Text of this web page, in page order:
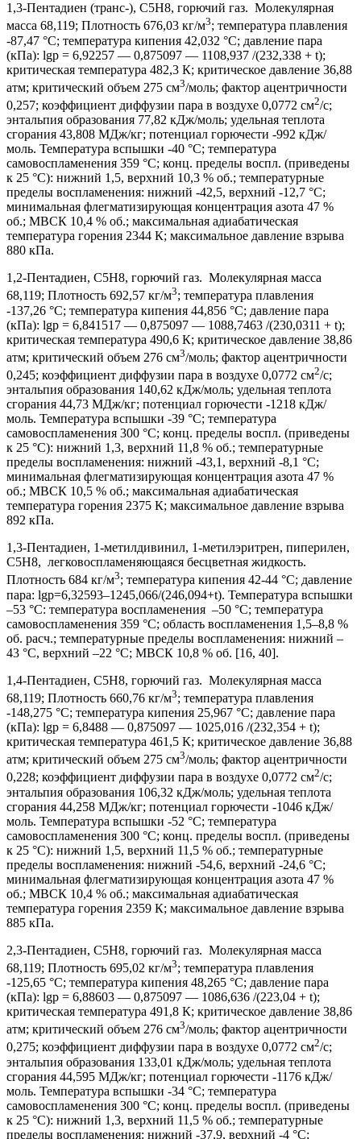
1,3-Пентадиен (транс-), C5H8, горючий газ. Молекулярная
масса 68,119; Плотность 676,03 кг/м3; температура плавления
-87,47 °С; температура кипения 42,032 °С; давление пара
(кПа): lgp = 6,92257 — 0,875097 — 1108,937 /(232,338 + t);
критическая температура 482,3 К; критическое давление 36,88
атм; критический объем 275 см3/моль; фактор ацентричности
0,257; коэффициент диффузии пара в воздухе 0,0772 см2/с;
энтальпия образования 77,82 кДж/моль; удельная теплота
сгорания 43,808 МДж/кг; потенциал горючести -992 кДж/
моль. Температура вспышки -40 °С; температура
самовоспламенения 359 °С; конц. пределы воспл. (приведены
к 25 °С): нижний 1,5, верхний 10,3 % об.; температурные
пределы воспламенения: нижний -42,5, верхний -12,7 °С;
минимальная флегматизирующая концентрация азота 47 %
об.; МВСК 10,4 % об.; максимальная адиабатическая
температура горения 2344 К; максимальное давление взрыва
880 кПа.
1,2-Пентадиен, C5H8, горючий газ. Молекулярная масса
68,119; Плотность 692,57 кг/м3; температура плавления
-137,26 °С; температура кипения 44,856 °С; давление пара
(кПа): lgp = 6,841517 — 0,875097 — 1088,7463 /(230,0311 + t);
критическая температура 490,6 К; критическое давление 38,86
атм; критический объем 276 см3/моль; фактор ацентричности
0,245; коэффициент диффузии пара в воздухе 0,0772 см2/с;
энтальпия образования 140,62 кДж/моль; удельная теплота
сгорания 44,73 МДж/кг; потенциал горючести -1218 кДж/
моль. Температура вспышки -39 °С; температура
самовоспламенения 300 °С; конц. пределы воспл. (приведены
к 25 °С): нижний 1,3, верхний 11,8 % об.; температурные
пределы воспламенения: нижний -43,1, верхний -8,1 °С;
минимальная флегматизирующая концентрация азота 47 %
об.; МВСК 10,5 % об.; максимальная адиабатическая
температура горения 2375 К; максимальное давление взрыва
892 кПа.
1,3-Пентадиен, 1-метилдивинил, 1-метилэритрен, пиперилен,
C5H8, легковоспламеняющаяся бесцветная жидкость.
Плотность 684 кг/м3; температура кипения 42-44 °С; давление
пара: lgp=6,32593–1245,066/(246,094+t). Температура вспышки
–53 °С: температура воспламенения –50 °С; температура
самовоспламенения 359 °С; область воспламенения 1,5–8,8 %
об. расч.; температурные пределы воспламенения: нижний –
43 °С, верхний –22 °С; МВСК 10,8 % об. [16, 40].
1,4-Пентадиен, C5H8, горючий газ. Молекулярная масса
68,119; Плотность 660,76 кг/м3; температура плавления
-148,275 °С; температура кипения 25,967 °С; давление пара
(кПа): lgp = 6,8488 — 0,875097 — 1025,016 /(232,354 + t);
критическая температура 461,5 К; критическое давление 36,88
атм; критический объем 275 см3/моль; фактор ацентричности
0,228; коэффициент диффузии пара в воздухе 0,0772 см2/с;
энтальпия образования 106,32 кДж/моль; удельная теплота
сгорания 44,258 МДж/кг; потенциал горючести -1046 кДж/
моль. Температура вспышки -52 °С; температура
самовоспламенения 300 °С; конц. пределы воспл. (приведены
к 25 °С): нижний 1,5, верхний 11,5 % об.; температурные
пределы воспламенения: нижний -54,6, верхний -24,6 °С;
минимальная флегматизирующая концентрация азота 47 %
об.; МВСК 10,4 % об.; максимальная адиабатическая
температура горения 2359 К; максимальное давление взрыва
885 кПа.
2,3-Пентадиен, C5H8, горючий газ. Молекулярная масса
68,119; Плотность 695,02 кг/м3; температура плавления
-125,65 °С; температура кипения 48,265 °С; давление пара
(кПа): lgp = 6,88603 — 0,875097 — 1086,636 /(223,04 + t);
критическая температура 491,8 К; критическое давление 38,86
атм; критический объем 276 см3/моль; фактор ацентричности
0,275; коэффициент диффузии пара в воздухе 0,0772 см2/с;
энтальпия образования 133,01 кДж/моль; удельная теплота
сгорания 44,595 МДж/кг; потенциал горючести -1176 кДж/
моль. Температура вспышки -34 °С; температура
самовоспламенения 300 °С; конц. пределы воспл. (приведены
к 25 °С): нижний 1,3, верхний 11,5 % об.; температурные
пределы воспламенения: нижний -37,9, верхний -4 °С;